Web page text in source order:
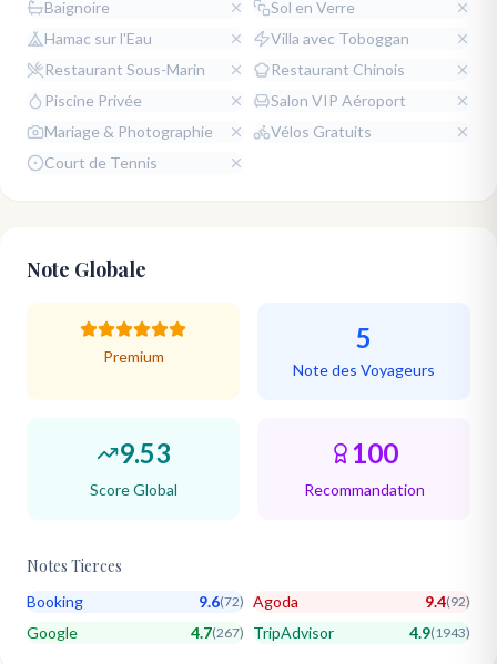
Baignoire
Sol en Verre
Hamac sur l'Eau
Villa avec Toboggan
Restaurant Sous-Marin
Restaurant Chinois
Piscine Privée
Salon VIP Aéroport
Mariage & Photographie
Vélos Gratuits
Court de Tennis
Note Globale
Premium
5
Note des Voyageurs
9.53
Score Global
100
Recommandation
Notes Tierces
Booking 9.6(72) Agoda 9.4(92)
Google 4.7(267) TripAdvisor 4.9(1943)